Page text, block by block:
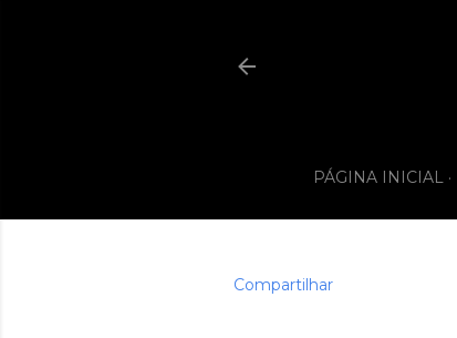
PÁGINA INICIAL
Compartilhar